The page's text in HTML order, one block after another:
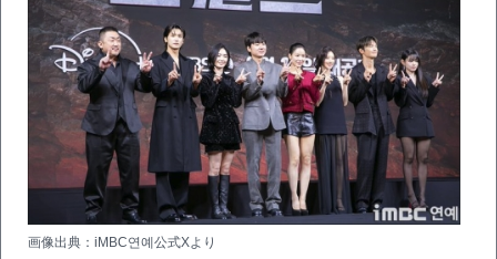
画像出典：iMBC연예公式Xより